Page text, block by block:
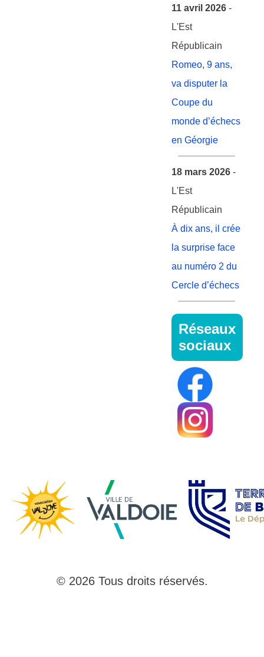
11 avril 2026-
L'Est
Républicain
Romeo, 9 ans,
va disputer la
Coupe du
monde d’échecs
en Géorgie
18 mars 2026-
L'Est
Républicain
À dix ans, il crée
la surprise face
au numéro 2 du
Cercle d’échecs
Réseaux
sociaux
© 2026 Tous droits réservés.